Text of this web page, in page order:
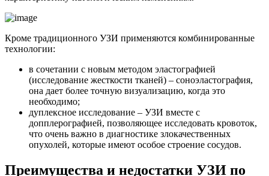
Кроме традиционного УЗИ применяются комбинированные
технологии:
в сочетании с новым методом эластографией
(исследование жесткости тканей) – соноэластография,
она дает более точную визуализацию, когда это
необходимо;
дуплексное исследование – УЗИ вместе с
допплерографией, позволяющее исследовать кровоток,
что очень важно в диагностике злокачественных
опухолей, которые имеют особое строение сосудов.
Преимущества и недостатки УЗИ по